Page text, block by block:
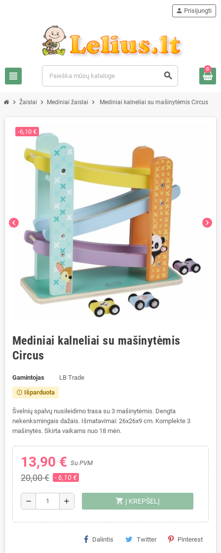
view_headline search
person Prisijungti
0
chevron_right Žaislai chevron_right Mediniai žaislai chevron_right Mediniai kalneliai su mašinytėmis Circus
chevron_left chevron_right
-6,10 €
Mediniai kalneliai su mašinytėmis
Circus
Gamintojas LB Trade
error_outline Išparduota
Švelnių spalvų nusileidimo trasa su 3 mašinytėmis. Dengta
nekenksmingais dažais. Išmatavimai: 26x26x9 cm. Komplekte 3
mašinytės. Skirta vaikams nuo 18 mėn.
13,90 € Su PVM
20,00 € - 6,10 €
remove add shopping_cart Į KREPŠELĮ
Dalintis Twitter Pinterest